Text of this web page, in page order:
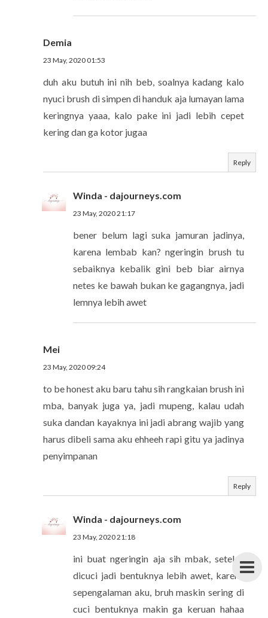
Demia
23 May, 2020 01:53
duh aku butuh ini nih beb, soalnya kadang kalo
nyuci brush di simpen di handuk aja lumayan lama
keringnya yaaa, kalo pake ini jadi lebih cepet
kering dan ga kotor jugaa
Reply
Winda - dajourneys.com
23 May, 2020 21:17
bener belum lagi suka jamuran jadinya,
karena lembab kan? ngeringin brush tu
sebaiknya kebalik gini beb biar airnya
netes ke bawah bukan ke gagangnya, jadi
lemnya lebih awet
Mei
23 May, 2020 09:24
to be honest aku baru tahu sih rangkaian brush ini
mba, banyak juga ya, jadi mupeng, kalau udah
suka dandan kayaknya ini jadi abrang wajib yang
harus dibeli sama aku ehheeh rapi gitu ya jadinya
penyimpanan
Reply
Winda - dajourneys.com
23 May, 2020 21:18
ini buat ngeringin aja sih mbak, setelah
dicuci jadi bentuknya lebih awet, karena
sepengalaman aku, bruh maskin sering di
cuci bentuknya makin ga keruan hahaa